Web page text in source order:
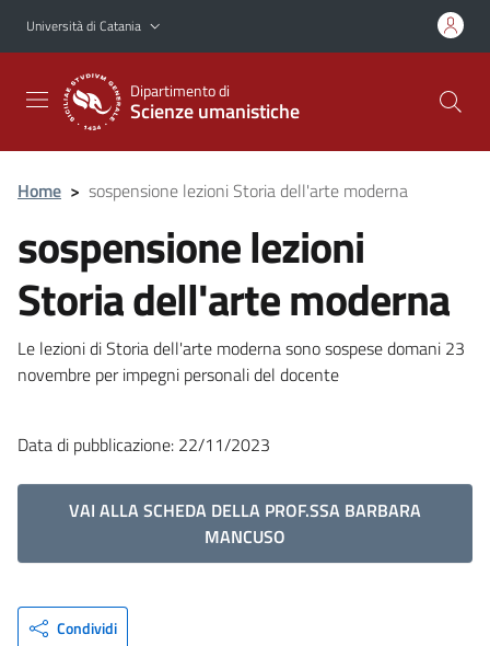
Vai al contenuto principale
Vai al menu di navigazione
Università di Catania
Dipartimento di
Scienze umanistiche
Home > sospensione lezioni Storia dell'arte moderna
sospensione lezioni
Storia dell'arte moderna
Le lezioni di Storia dell'arte moderna sono sospese domani 23
novembre per impegni personali del docente
Data di pubblicazione: 22/11/2023
VAI ALLA SCHEDA DELLA PROF.SSA BARBARA
MANCUSO
Condividi